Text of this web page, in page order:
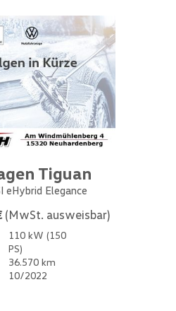
Tiguan
eHybrid Elegance
(MwSt. ausweisbar)
110 kW (150
PS)
36.570 km
10/2022